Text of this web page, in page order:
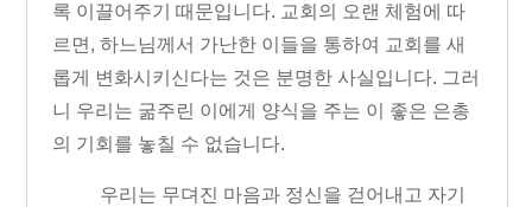
록 이끌어주기 때문입니다. 교회의 오랜 체험에 따
르면 , 하느님께서 가난한 이들을 통하여 교회를 새
롭게 변화시키신다는 것은 분명한 사실입니다. 그러
니 우리는 굶주린 이에게 양식을 주는 이 좋은 은총
의 기회를 놓칠 수 없습니다.
우리는 무뎌진 마음과 정신을 걷어내고 자기